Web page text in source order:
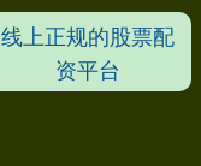
线上正规的股票配
资平台